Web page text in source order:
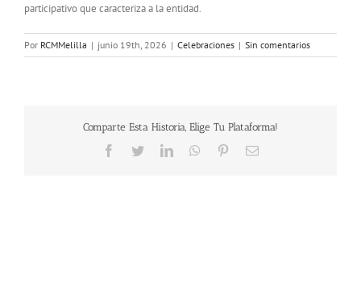
participativo que caracteriza a la entidad.
Por RCMMelilla | junio 19th, 2026 | Celebraciones | Sin comentarios
Comparte Esta Historia, Elige Tu Plataforma!
Facebook
TwitterLinkedInWhatsApp
PinterestCorreo